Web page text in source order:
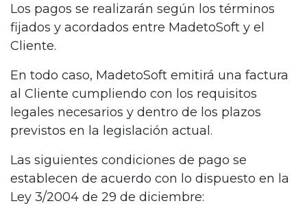
Los pagos se realizarán según los términos
fijados y acordados entre MadetoSoft y el
Cliente.
En todo caso, MadetoSoft emitirá una factura
al Cliente cumpliendo con los requisitos
legales necesarios y dentro de los plazos
previstos en la legislación actual.
Las siguientes condiciones de pago se
establecen de acuerdo con lo dispuesto en la
Ley 3/2004 de 29 de diciembre: